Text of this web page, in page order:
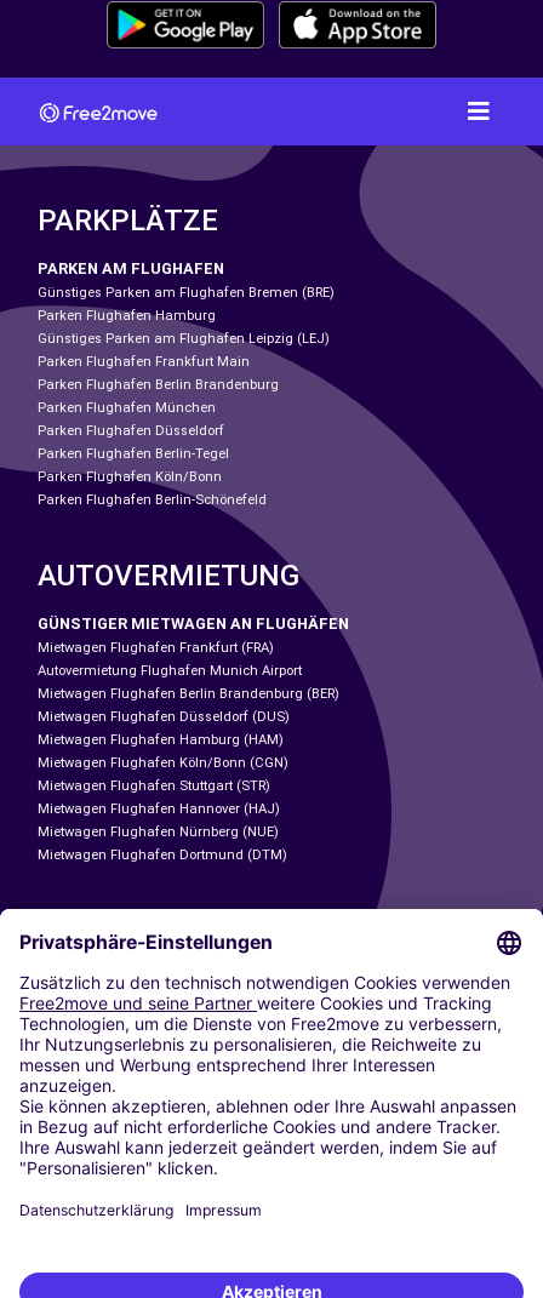
PARKPLÄTZE
PARKEN AM FLUGHAFEN
Günstiges Parken am Flughafen Bremen (BRE)
Parken Flughafen Hamburg
Günstiges Parken am Flughafen Leipzig (LEJ)
Parken Flughafen Frankfurt Main
Parken Flughafen Berlin Brandenburg
Parken Flughafen München
Parken Flughafen Düsseldorf
Parken Flughafen Berlin-Tegel
Parken Flughafen Köln/Bonn
Parken Flughafen Berlin-Schönefeld
AUTOVERMIETUNG
GÜNSTIGER MIETWAGEN AN FLUGHÄFEN
Mietwagen Flughafen Frankfurt (FRA)
Autovermietung Flughafen Munich Airport
Mietwagen Flughafen Berlin Brandenburg (BER)
Mietwagen Flughafen Düsseldorf (DUS)
Mietwagen Flughafen Hamburg (HAM)
Mietwagen Flughafen Köln/Bonn (CGN)
Mietwagen Flughafen Stuttgart (STR)
Mietwagen Flughafen Hannover (HAJ)
Mietwagen Flughafen Nürnberg (NUE)
Mietwagen Flughafen Dortmund (DTM)
CARSHARING
UNSERE STÄDTE
Paris
Madrid
Washington DC
Mailand
Rom
Turin
Wien
Berlin
Düsseldorf